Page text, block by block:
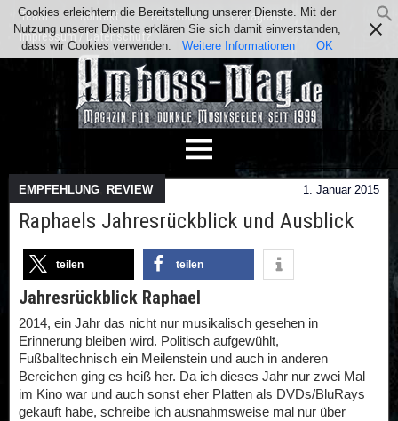
Team Kontakt Facebook
Instagram
Impressum / Datenschutz
EMPFEHLUNG REVIEW 1. Januar 2015
Raphaels Jahresrückblick und Ausblick
teilen teilen
Jahresrückblick Raphael
2014, ein Jahr das nicht nur musikalisch gesehen in
Erinnerung bleiben wird. Politisch aufgewühlt,
Fußballtechnisch ein Meilenstein und auch in anderen
Bereichen ging es heiß her. Da ich dieses Jahr nur zwei Mal
im Kino war und auch sonst eher Platten als DVDs/BluRays
gekauft habe, schreibe ich ausnahmsweise mal nur über
Cookies erleichtern die Bereitstellung unserer Dienste. Mit der
Nutzung unserer Dienste erklären Sie sich damit einverstanden,
dass wir Cookies verwenden.
Weitere Informationen OK